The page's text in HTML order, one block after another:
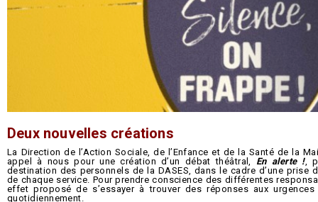
Deux nouvelles créations
La Direction de l’Action Sociale, de l’Enfance et de la Santé de la
appel à nous pour une création d’un débat théâtral, En alerte !,
destination des personnels de la DASES, dans le cadre d’une prise
de chaque service. Pour prendre conscience des différentes
effet proposé de s’essayer à trouver des réponses aux
quotidiennement.